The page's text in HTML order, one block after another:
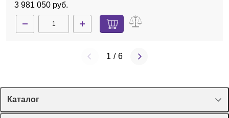
3 981 050 руб.
1 / 6
Каталог